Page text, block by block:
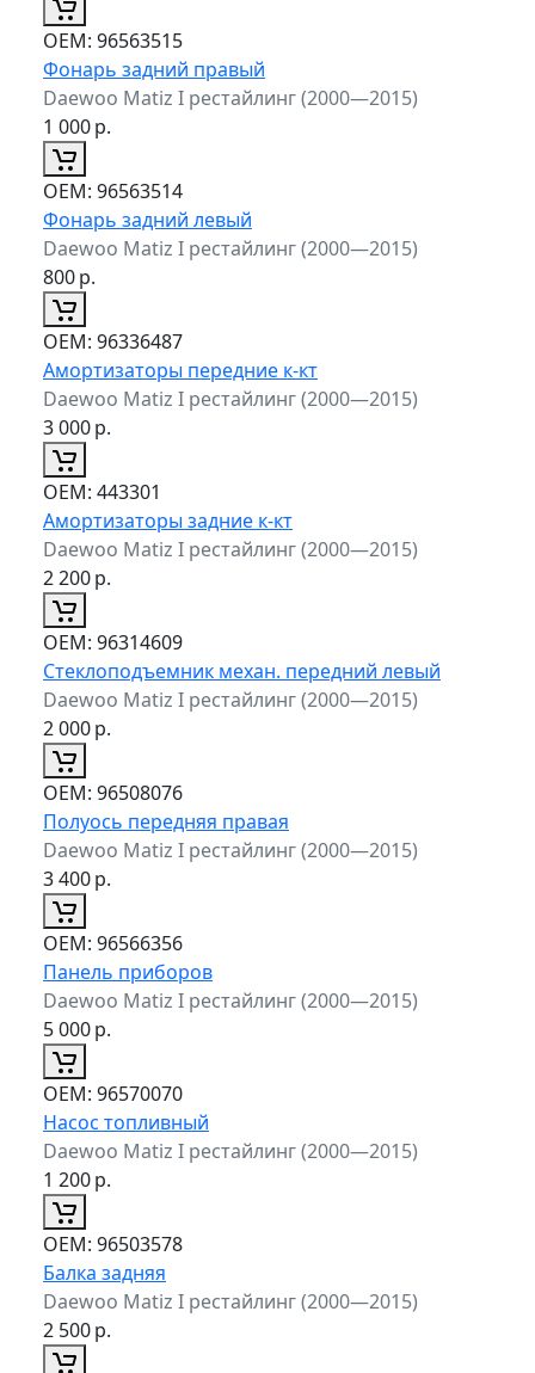
ОЕМ: 96563515
Фонарь задний правый
Daewoo Matiz I рестайлинг (2000—2015)
1 000р.
ОЕМ: 96563514
Фонарь задний левый
Daewoo Matiz I рестайлинг (2000—2015)
800р.
ОЕМ: 96336487
Амортизаторы передние к-кт
Daewoo Matiz I рестайлинг (2000—2015)
3 000р.
ОЕМ: 443301
Амортизаторы задние к-кт
Daewoo Matiz I рестайлинг (2000—2015)
2 200р.
ОЕМ: 96314609
Стеклоподъемник механ. передний левый
Daewoo Matiz I рестайлинг (2000—2015)
2 000р.
ОЕМ: 96508076
Полуось передняя правая
Daewoo Matiz I рестайлинг (2000—2015)
3 400р.
ОЕМ: 96566356
Панель приборов
Daewoo Matiz I рестайлинг (2000—2015)
5 000р.
ОЕМ: 96570070
Насос топливный
Daewoo Matiz I рестайлинг (2000—2015)
1 200р.
ОЕМ: 96503578
Балка задняя
Daewoo Matiz I рестайлинг (2000—2015)
2 500р.